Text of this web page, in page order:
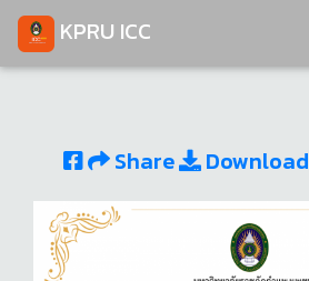
KPRU ICC
Share Download